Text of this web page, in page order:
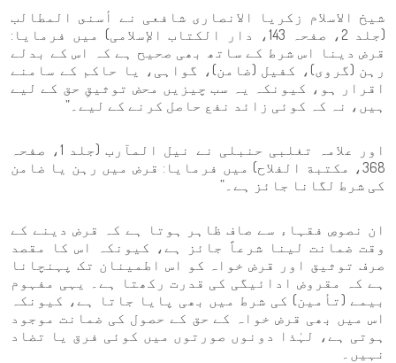
شیخ الاسلام زکریا الانصاری شافعی نے أسنى المطالب
(جلد 2، صفحہ 143، دار الکتاب الإسلامی) میں فرمایا:
قرض دینا اس شرط کے ساتھ بھی صحیح ہے کہ اس کے بدلے
رہن (گروی)، کفیل (ضامن)، گواہی، یا حاکم کے سامنے
اقرار ہو، کیونکہ یہ سب چیزیں محض توثیقِ حق کے لیے
ہیں، نہ کہ کوئی زائد نفع حاصل کرنے کے لیے۔”
اور علامہ تغلبی حنبلی نے نيل المآرب (جلد 1، صفحہ
368، مکتبة الفلاح) میں فرمایا: قرض میں رہن یا ضامن
کی شرط لگانا جائز ہے۔”
ان نصوصِ فقہاء سے صاف ظاہر ہوتا ہے کہ قرض دینے کے
وقت ضمانت لینا شرعاً جائز ہے، کیونکہ اس کا مقصد
صرف توثیق اور قرض خواہ کو اس اطمینان تک پہنچانا
ہے کہ مقروض ادائیگی کی قدرت رکھتا ہے۔ یہی مفہوم
بیمے (تأمين) کی شرط میں بھی پایا جاتا ہے، کیونکہ
اس میں بھی قرض خواہ کے حق کے حصول کی ضمانت موجود
ہوتی ہے، لہٰذا دونوں صورتوں میں کوئی فرق یا تضاد
نہیں۔